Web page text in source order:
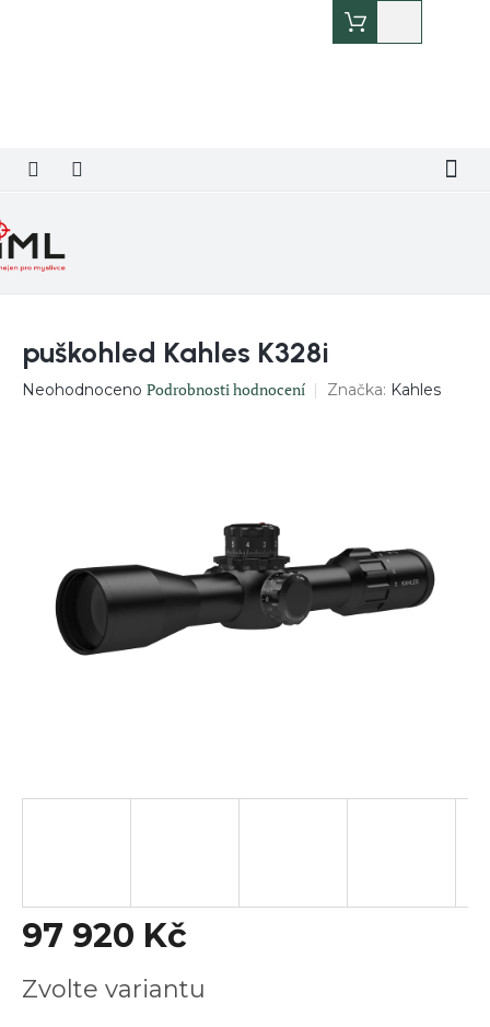
košík
puškohled Kahles K328i
Průměrné
Neohodnoceno Podrobnosti hodnocení Značka: Kahles
97 920 Kč
cena:
Zvolte variantu